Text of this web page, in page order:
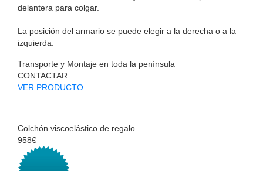
delantera para colgar.
La posición del armario se puede elegir a la derecha o a la
izquierda.
Transporte y Montaje en toda la península
CONTACTAR
VER PRODUCTO
Colchón viscoelástico de regalo
958€